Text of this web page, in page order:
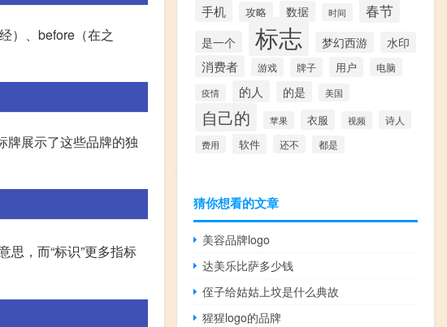
）、before（在之
牌展示了这些品牌的独
思，而“标识”更多指标
手机 攻略 数据 时间 春节
是一个 标志 梦幻西游 水印
消费者 游戏 牌子 用户 电脑
疫情 的人 的是 美国
自己的 苹果 衣服 视频 诗人
费用 软件 还不 都是
猜你想看的文章
美容品牌logo
达美乐比萨多少钱
侄子给姑姑上坟是什么典故
猩猩logo的品牌